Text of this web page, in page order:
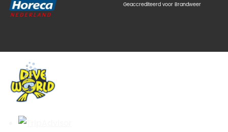
Geaccrediteerd voor Brandweer